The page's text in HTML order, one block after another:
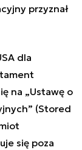
przyznał
dla
na „Ustawę o
(Stored
się poza